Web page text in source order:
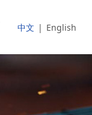
中文 | English